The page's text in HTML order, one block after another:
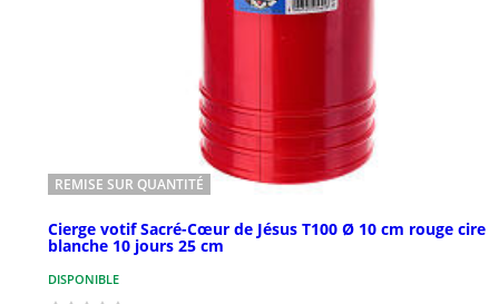
REMISE SUR QUANTITÉ
Cierge votif Sacré-Cœur de Jésus T100 Ø 10 cm rouge cire
blanche 10 jours 25 cm
DISPONIBLE